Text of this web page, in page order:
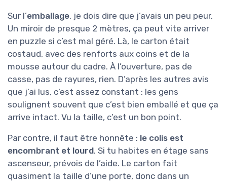
Sur l’emballage, je dois dire que j’avais un peu peur.
Un miroir de presque 2 mètres, ça peut vite arriver
en puzzle si c’est mal géré. Là, le carton était
costaud, avec des renforts aux coins et de la
mousse autour du cadre. À l’ouverture, pas de
casse, pas de rayures, rien. D’après les autres avis
que j’ai lus, c’est assez constant : les gens
soulignent souvent que c’est bien emballé et que ça
arrive intact. Vu la taille, c’est un bon point.
Par contre, il faut être honnête : le colis est
encombrant et lourd. Si tu habites en étage sans
ascenseur, prévois de l’aide. Le carton fait
quasiment la taille d’une porte, donc dans un